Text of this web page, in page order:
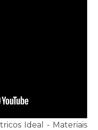
Ideal - Materiais